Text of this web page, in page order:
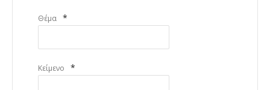
Θέμα *
Κείμενο *